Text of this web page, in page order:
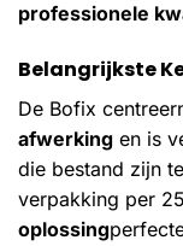
professionele
Belangrijkste
De Bofix
afwerking en is
die bestand zijn
verpakking per
oplossing